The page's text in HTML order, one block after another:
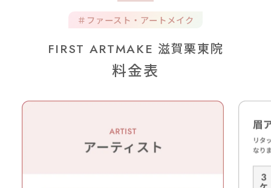
＃ファースト・アートメイク
FIRST ARTMAKE 滋賀栗東院
料金表